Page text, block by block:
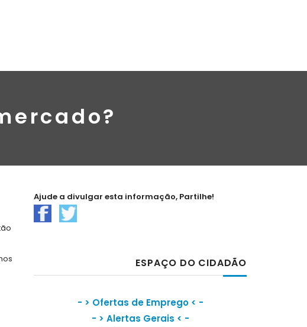
Ajude a divulgar esta informação, Partilhe!
ESPAÇO DO CIDADÃO
- > Ofertas de Emprego< -
- > Alertas Gerais < -